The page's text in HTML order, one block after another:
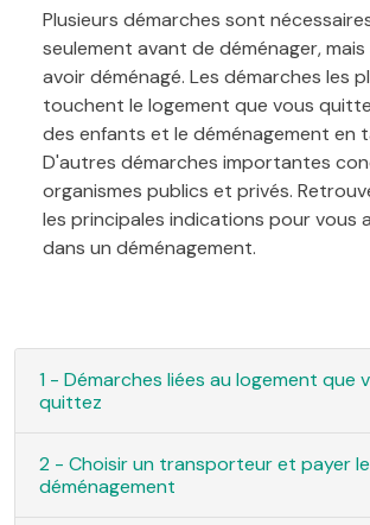
Plusieurs démarches sont
seulement avant de déménager,
avoir déménagé. Les démarches les
touchent le logement que vous
des enfants et le déménagement en
D'autres démarches importantes
organismes publics et privés.
les principales indications pour vous
dans un déménagement.
1 - Démarches liées au logement que
quittez
2 - Choisir un transporteur et payer
déménagement